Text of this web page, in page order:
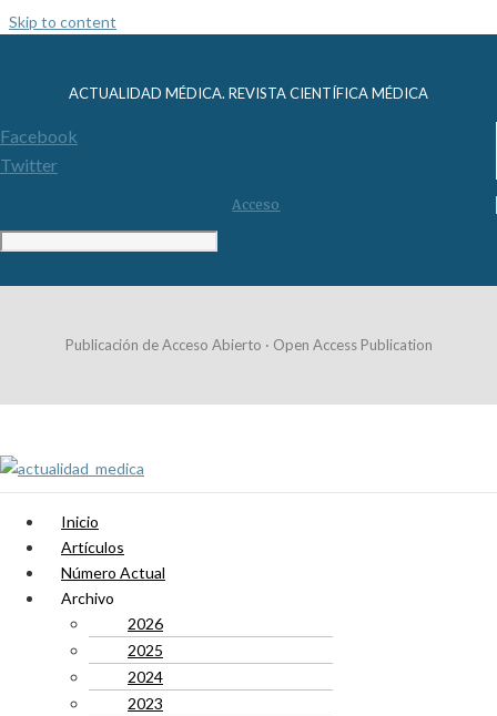
Skip to content
ACTUALIDAD MÉDICA. REVISTA CIENTÍFICA MÉDICA
Facebook
Twitter
Acceso
Publicación de Acceso Abierto · Open Access Publication
Inicio
Artículos
Número Actual
Archivo
2026
2025
2024
2023